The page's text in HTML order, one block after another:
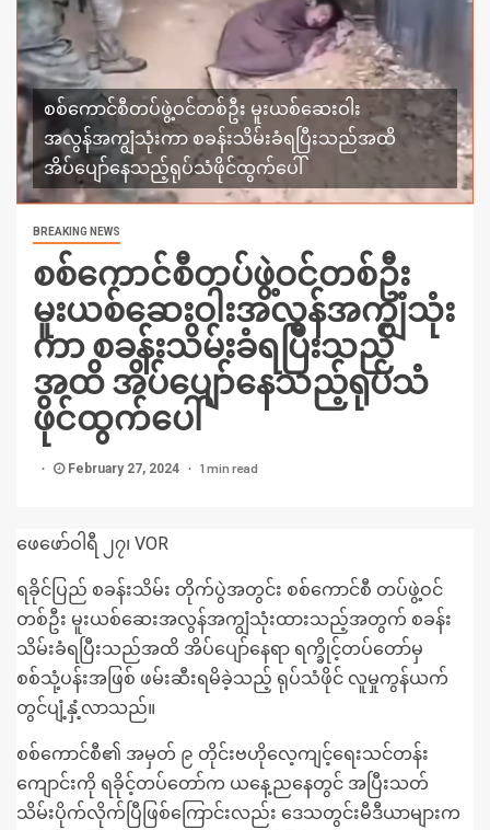
စစ်ကောင်စီတပ်ဖွဲ့ဝင်တစ်ဦး မူးယစ်ဆေးဝါး
အလွန်အကျွံသုံးကာ စခန်းသိမ်းခံရပြီးသည်အထိ
အိပ်ပျော်နေသည့်ရုပ်သံဖိုင်ထွက်ပေါ်
BREAKING NEWS
စစ်ကောင်စီတပ်ဖွဲ့ဝင်တစ်ဦး
မူးယစ်ဆေးဝါးအလွန်အကျွံသုံး
ကာ စခန်းသိမ်းခံရပြီးသည်
အထိ အိပ်ပျော်နေသည့်ရုပ်သံ
ဖိုင်ထွက်ပေါ်
February 27, 2024 1 min read
ဖေဖော်ဝါရီ ၂၇၊ VOR
ရခိုင်ပြည် စခန်းသိမ်း တိုက်ပွဲအတွင်း စစ်ကောင်စီ တပ်ဖွဲ့ဝင်
တစ်ဦး မူးယစ်ဆေးအလွန်အကျွံသုံးထားသည့်အတွက် စခန်း
သိမ်းခံရပြီးသည်အထိ အိပ်ပျော်နေရာ ရက္ခိုင့်တပ်တော်မှ
စစ်သုံ့ပန်းအဖြစ် ဖမ်းဆီးရမိခဲ့သည့် ရုပ်သံဖိုင် လူမှုကွန်ယက်
တွင်ပျံ့နှံ့လာသည်။
စစ်ကောင်စီ၏ အမှတ် ၉ တိုင်းဗဟိုလေ့ကျင့်ရေးသင်တန်း
ကျောင်းကို ရခိုင့်တပ်တော်က ယနေ့ညနေတွင် အပြီးသတ်
သိမ်းပိုက်လိုက်ပြီဖြစ်ကြောင်းလည်း ဒေသတွင်းမီဒီယာများက